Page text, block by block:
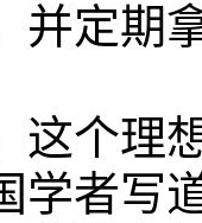
并定期
个理想
学者写